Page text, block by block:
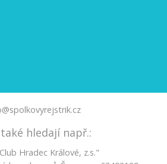
hledají např.:
Hradec Králové, z.s."